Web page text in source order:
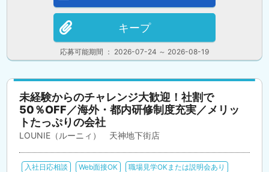
応募可能期間 ： 2026-07-24 ～ 2026-08-19
キープ
未経験からのチャレンジ大歓迎！社割で
50％OFF／海外・都内研修制度充実／メリッ
トたっぷりの会社
LOUNIE（ルーニィ） 天神地下街店
入社日応相談 Web面接OK
職場見学OKまたは説明会あり